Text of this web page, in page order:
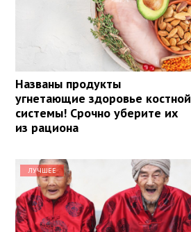
Названы продукты
угнетающие здоровье костной
системы! Срочно уберите их
из рациона
ЛУЧШЕЕ